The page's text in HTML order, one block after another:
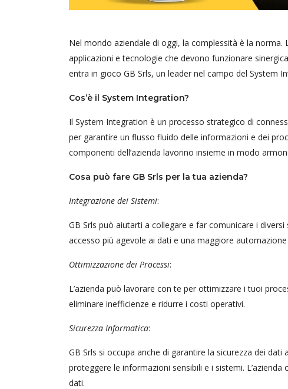
Nel mondo aziendale di oggi, la complessità è la
applicazioni e tecnologie che devono funzionare
entra in gioco GB Srls, un leader nel campo del System
Cos’è il System Integration?
Il System Integration è un processo strategico di
per garantire un flusso fluido delle informazioni e dei
componenti dell’azienda lavorino insieme in modo
Cosa può fare GB Srls per la tua azienda?
Integrazione dei Sistemi:
GB Srls può aiutarti a collegare e far comunicare i
accesso più agevole ai dati e una maggiore
Ottimizzazione dei Processi:
L’azienda può lavorare con te per ottimizzare i tuoi
eliminare inefficienze e ridurre i costi operativi.
Sicurezza Informatica:
GB Srls si occupa anche di garantire la sicurezza dei
proteggere le informazioni sensibili e i sistemi.
dati.